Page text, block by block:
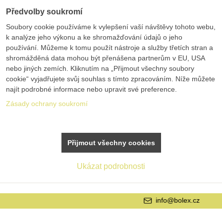
Předvolby soukromí
Soubory cookie používáme k vylepšení vaší návštěvy tohoto webu,
k analýze jeho výkonu a ke shromažďování údajů o jeho
používání. Můžeme k tomu použít nástroje a služby třetích stran a
shromážděná data mohou být přenášena partnerům v EU, USA
nebo jiných zemích. Kliknutím na „Přijmout všechny soubory
cookie“ vyjadřujete svůj souhlas s tímto zpracováním. Níže můžete
najít podrobné informace nebo upravit své preference.
Zásady ochrany soukromí
Ukázat podrobnosti
Přijmout všechny cookies